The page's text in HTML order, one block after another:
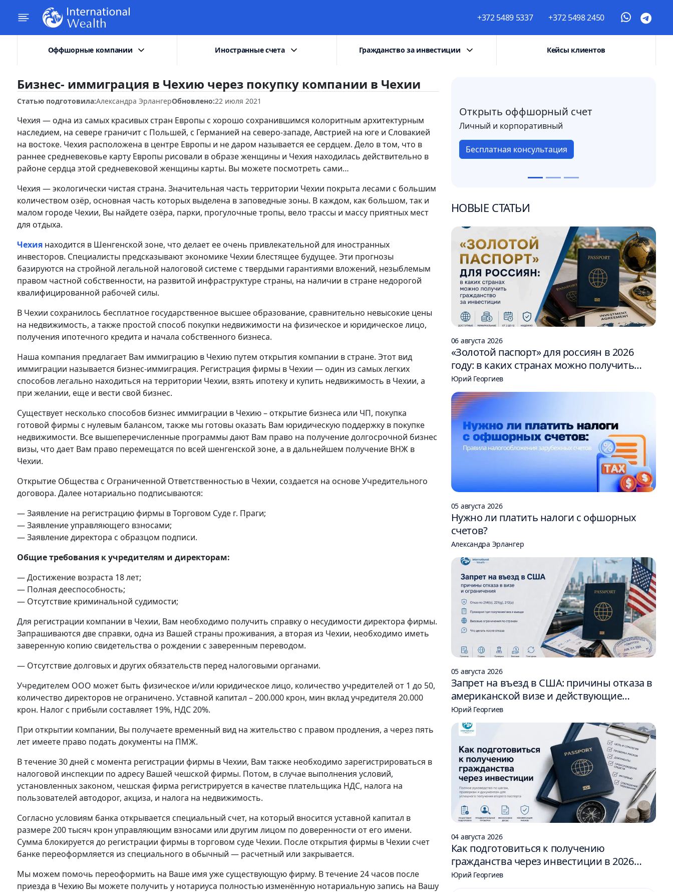
+372 5489 5337 +372 5498 2450
Оффшорные компании Иностранные счета Гражданство за инвестиции Кейсы клиентов
Бизнес- иммиграция в Чехию через покупку компании в Чехии
Статью подготовила:Александра ЭрлангерОбновлено:22 июля 2021
Чехия — одна из самых красивых стран Европы с хорошо сохранившимся колоритным архитектурным
наследием, на севере граничит с Польшей, с Германией на северо-западе, Австрией на юге и Словакией
на востоке. Чехия расположена в центре Европы и не даром называется ее сердцем. Дело в том, что в
раннее средневековье карту Европы рисовали в образе женщины и Чехия находилась действительно в
районе сердца этой средневековой женщины карты. Вы можете посмотреть сами…
Чехия — экологически чистая страна. Значительная часть территории Чехии покрыта лесами с большим
количеством озёр, основная часть которых выделена в заповедные зоны. В каждом, как большом, так и
малом городе Чехии, Вы найдете озёра, парки, прогулочные тропы, вело трассы и массу приятных мест
для отдыха.
Чехия находится в Шенгенской зоне, что делает ее очень привлекательной для иностранных
инвесторов. Специалисты предсказывают экономике Чехии блестящее будущее. Эти прогнозы
базируются на стройной легальной налоговой системе с твердыми гарантиями вложений, незыблемым
правом частной собственности, на развитой инфраструктуре страны, на наличии в стране недорогой
квалифицированной рабочей силы.
В Чехии сохранилось бесплатное государственное высшее образование, сравнительно невысокие цены
на недвижимость, а также простой способ покупки недвижимости на физическое и юридическое лицо,
получения ипотечного кредита и начала собственного бизнеса.
Наша компания предлагает Вам иммиграцию в Чехию путем открытия компании в стране. Этот вид
иммиграции называется бизнес-иммиграция. Регистрация фирмы в Чехии — один из самых легких
способов легально находиться на территории Чехии, взять ипотеку и купить недвижимость в Чехии, а
при желании, еще и вести свой бизнес.
Существует несколько способов бизнес иммиграции в Чехию – открытие бизнеса или ЧП, покупка
готовой фирмы с нулевым балансом, также мы готовы оказать Вам юридическую поддержку в покупке
недвижимости. Все вышеперечисленные программы дают Вам право на получение долгосрочной бизнес
визы, что дает Вам право перемещатся по всей шенгенской зоне, а в дальнейшем получение ВНЖ в
Чехии.
Открытие Общества с Ограниченной Ответственностью в Чехии, создается на основе Учредительного
договора. Далее нотариально подписываются:
— Заявление на регистрацию фирмы в Торговом Суде г. Праги;
— Заявление управляющего взносами;
— Заявление директора с образцом подписи.
Общие требования к учредителям и директорам:
— Достижение возраста 18 лет;
— Полная дееспособность;
— Отсутствие криминальной судимости;
Для регистрации компании в Чехии, Вам необходимо получить справку о несудимости директора фирмы.
Запрашиваются две справки, одна из Вашей страны проживания, а вторая из Чехии, необходимо иметь
заверенную копию свидетельства о рождении с заверенным переводом.
— Отсутствие долговых и других обязательств перед налоговыми органами.
Учредителем ООО может быть физическое и/или юридическое лицо, количество учредителей от 1 до 50,
количество директоров не ограничено. Уставной капитал – 200.000 крон, мин вклад учредителя 20.000
крон. Налог с прибыли составляет 19%, НДС 20%.
При открытии компании, Вы получаете временный вид на жительство с правом продления, а через пять
лет имеете право подать документы на ПМЖ.
В течение 30 дней с момента регистрации фирмы в Чехии, Вам также необходимо зарегистрироваться в
налоговой инспекции по адресу Вашей чешской фирмы. Потом, в случае выполнения условий,
установленных законом, чешская фирма регистрируется в качестве плательщика НДС, налога на
пользователей автодорог, акциза, и налога на недвижимость.
Согласно условиям банка открывается специальный счет, на который вносится уставной капитал в
размере 200 тысяч крон управляющим взносами или другим лицом по доверенности от его имени.
Сумма блокируется до регистрации фирмы в торговом суде Чехии. После открытия фирмы в Чехии счет
банке переоформляется из специального в обычный — расчетный или закрывается.
Мы можем помочь переоформить на Ваше имя уже существующую фирму. В течение 24 часов после
приезда в Чехию Вы можете получить у нотариуса полностью изменённую нотариальную запись на Вашу
Открыть оффшорный счет
Личный и корпоративный
Бесплатная консультация
НОВЫЕ СТАТЬИ
06 августа 2026
«Золотой паспорт» для россиян в 2026
году: в каких странах можно получить
гражданство за инвестиции
Юрий Георгиев
05 августа 2026
Нужно ли платить налоги с офшорных
счетов?
Александра Эрлангер
05 августа 2026
Запрет на въезд в США: причины отказа в
американской визе и действующие
ограничения
Юрий Георгиев
04 августа 2026
Как подготовиться к получению
гражданства через инвестиции в 2026
году: 6 шагов
Юрий Георгиев